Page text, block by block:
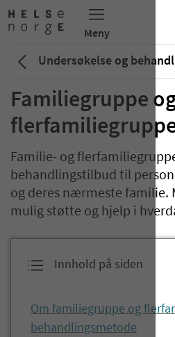
Undersøkelse og
Familiegruppe
Familie- og
behandlingstilbud til
og deres nærmeste familie.
mulig støtte og hjelp i
Innhold på siden
Om familiegruppe og
behandlingsmetode